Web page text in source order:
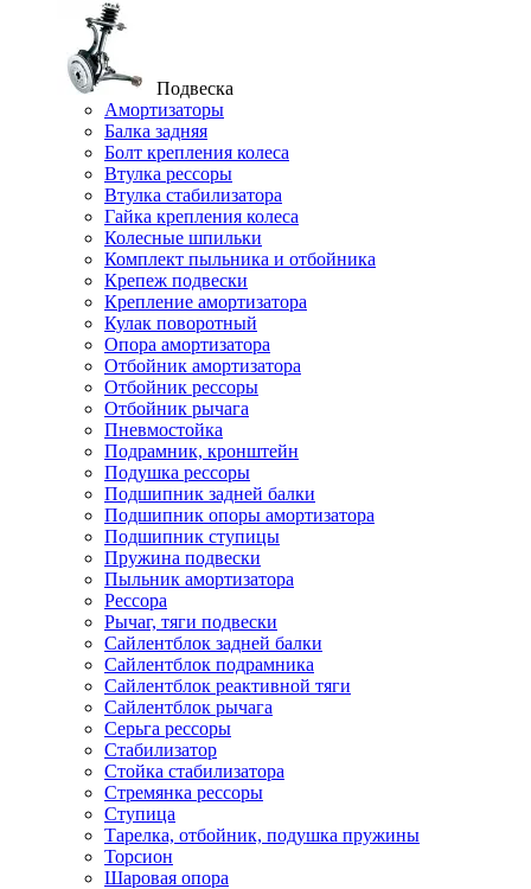
Подвеска
Амортизаторы
Балка задняя
Болт крепления колеса
Втулка рессоры
Втулка стабилизатора
Гайка крепления колеса
Колесные шпильки
Комплект пыльника и отбойника
Крепеж подвески
Крепление амортизатора
Кулак поворотный
Опора амортизатора
Отбойник амортизатора
Отбойник рессоры
Отбойник рычага
Пневмостойка
Подрамник, кронштейн
Подушка рессоры
Подшипник задней балки
Подшипник опоры амортизатора
Подшипник ступицы
Пружина подвески
Пыльник амортизатора
Рессора
Рычаг, тяги подвески
Сайлентблок задней балки
Сайлентблок подрамника
Сайлентблок реактивной тяги
Сайлентблок рычага
Серьга рессоры
Стабилизатор
Стойка стабилизатора
Стремянка рессоры
Ступица
Тарелка, отбойник, подушка пружины
Торсион
Шаровая опора